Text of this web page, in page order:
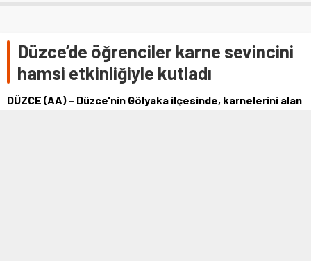
Düzce’de öğrenciler karne sevincini
hamsi etkinliğiyle kutladı
DÜZCE (AA) – Düzce'nin Gölyaka ilçesinde, karnelerini alan